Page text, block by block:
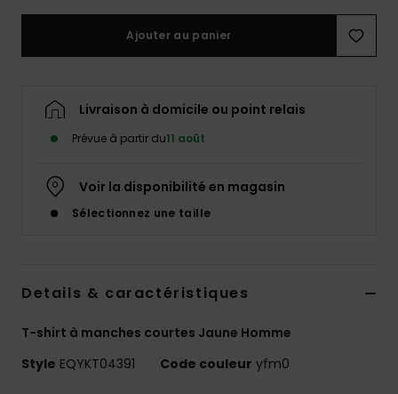
Ajouter au panier
Livraison à domicile ou point relais
Prévue à partir du11 août
Voir la disponibilité en magasin
Sélectionnez une taille
Details & caractéristiques
T-shirt à manches courtes Jaune Homme
Style EQYKT04391 Code couleur yfm0